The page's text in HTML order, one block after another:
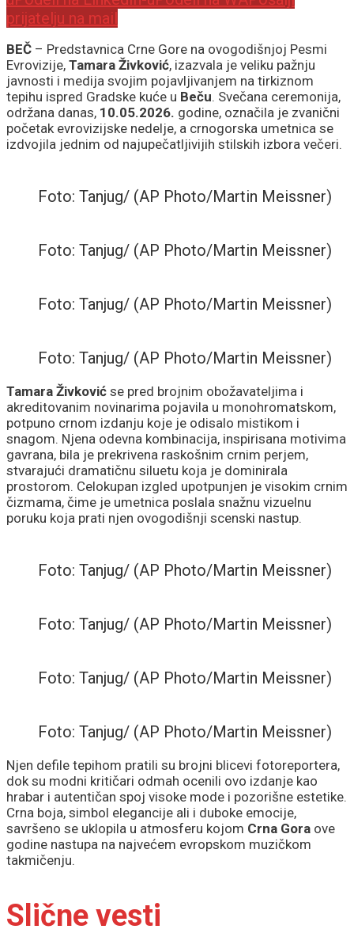
prijatelju na mail
BEČ – Predstavnica Crne Gore na ovogodišnjoj Pesmi
Evrovizije, Tamara Živković, izazvala je veliku pažnju
javnosti i medija svojim pojavljivanjem na tirkiznom
tepihu ispred Gradske kuće u Beču. Svečana ceremonija,
održana danas, 10.05.2026. godine, označila je zvanični
početak evrovizijske nedelje, a crnogorska umetnica se
izdvojila jednim od najupečatljivijih stilskih izbora večeri.
Foto: Tanjug/ (AP Photo/Martin Meissner)
Foto: Tanjug/ (AP Photo/Martin Meissner)
Foto: Tanjug/ (AP Photo/Martin Meissner)
Foto: Tanjug/ (AP Photo/Martin Meissner)
Tamara Živković se pred brojnim obožavateljima i
akreditovanim novinarima pojavila u monohromatskom,
potpuno crnom izdanju koje je odisalo mistikom i
snagom. Njena odevna kombinacija, inspirisana motivima
gavrana, bila je prekrivena raskošnim crnim perjem,
stvarajući dramatičnu siluetu koja je dominirala
prostorom. Celokupan izgled upotpunjen je visokim crnim
čizmama, čime je umetnica poslala snažnu vizuelnu
poruku koja prati njen ovogodišnji scenski nastup.
Foto: Tanjug/ (AP Photo/Martin Meissner)
Foto: Tanjug/ (AP Photo/Martin Meissner)
Foto: Tanjug/ (AP Photo/Martin Meissner)
Foto: Tanjug/ (AP Photo/Martin Meissner)
Njen defile tepihom pratili su brojni blicevi fotoreportera,
dok su modni kritičari odmah ocenili ovo izdanje kao
hrabar i autentičan spoj visoke mode i pozorišne estetike.
Crna boja, simbol elegancije ali i duboke emocije,
savršeno se uklopila u atmosferu kojom Crna Gora ove
godine nastupa na najvećem evropskom muzičkom
takmičenju.
Slične vesti